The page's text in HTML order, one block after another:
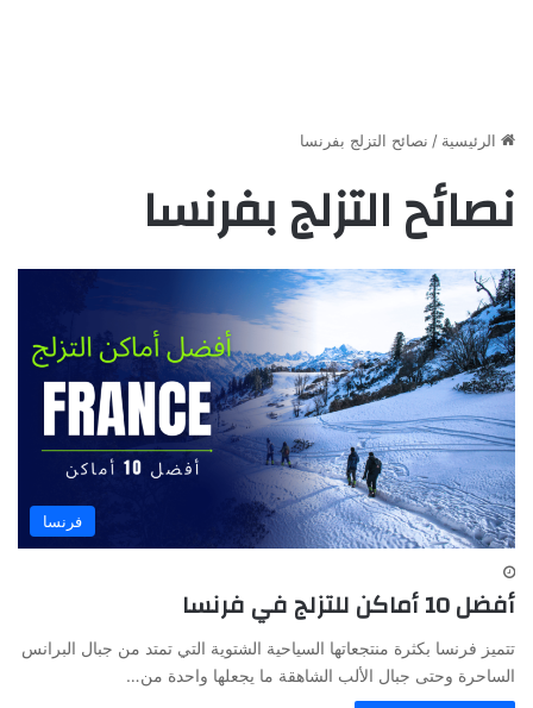
الرئيسية / نصائح التزلج بفرنسا
نصائح التزلج بفرنسا
فرنسا
أفضل 10 أماكن للتزلج في فرنسا
تتميز فرنسا بكثرة منتجعاتها السياحية الشتوية التي تمتد من جبال البرانس
الساحرة وحتى جبال الألب الشاهقة ما يجعلها واحدة من…